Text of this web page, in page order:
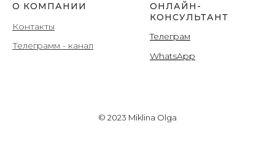
О КОМПАНИИ
Контакты
Телеграмм - канал
ОНЛАЙН-
КОНСУЛЬТАНТ
Teлеграм
WhatsApp
© 2023 Miklina Olga